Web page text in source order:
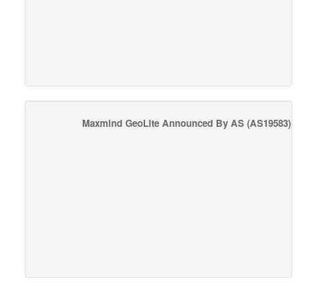
Maxmind GeoLite Announced By AS (AS19583)